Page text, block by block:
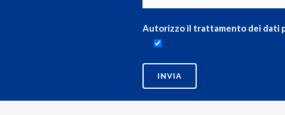
Autorizzo il trattamento dei dati
SERVIZI DI PULIZIA